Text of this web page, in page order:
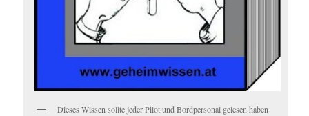
Dieses Wissen sollte jeder Pilot und Bordpersonal gelesen haben